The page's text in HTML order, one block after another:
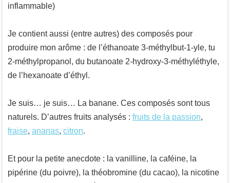
inflammable)
Je contient aussi (entre autres) des composés pour
produire mon arôme : de l’éthanoate 3-méthylbut-1-yle, tu
2-méthylpropanol, du butanoate 2-hydroxy-3-méthyléthyle,
de l’hexanoate d’éthyl.
Je suis… je suis… La banane. Ces composés sont tous
naturels. D’autres fruits analysés : fruits de la passion,
fraise, ananas, citron.
Et pour la petite anecdote : la vanilline, la caféine, la
pipérine (du poivre), la théobromine (du cacao), la nicotine